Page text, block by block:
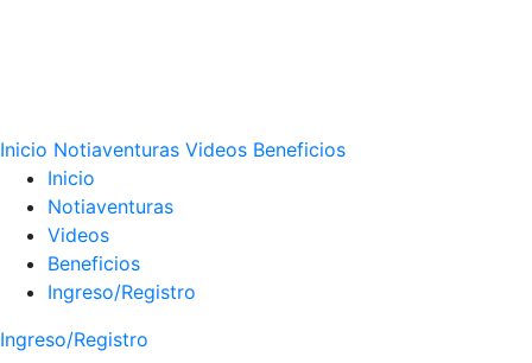
Inicio Notiaventuras Videos Beneficios
Inicio
Notiaventuras
Videos
Beneficios
Ingreso/Registro
Ingreso/Registro